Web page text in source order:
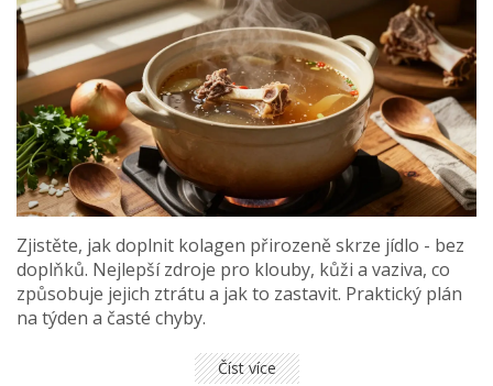
Zjistěte, jak doplnit kolagen přirozeně skrze jídlo - bez
doplňků. Nejlepší zdroje pro klouby, kůži a vaziva, co
způsobuje jejich ztrátu a jak to zastavit. Praktický plán
na týden a časté chyby.
Číst více